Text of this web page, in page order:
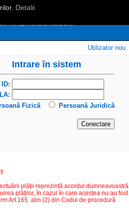
Utilizator nou
Intrare în sistem
ID:
Fizică
Persoană Juridică
plății reprezintă acordul dumneavoastră
plăților, în cazul în care acestea nu au fost
Art.165. alin.(2) din Codul de procedură
Detalii